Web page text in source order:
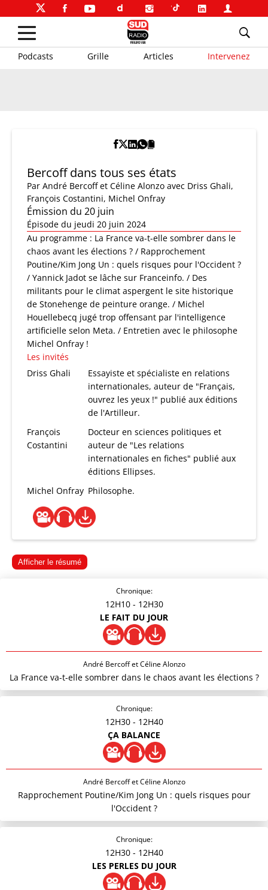
Podcasts Grille Articles Intervenez
Bercoff dans tous ses états
Par André Bercoff et Céline Alonzo avec Driss Ghali,
François Costantini, Michel Onfray
Émission du 20 juin
Épisode du jeudi 20 juin 2024
Au programme : La France va-t-elle sombrer dans le
chaos avant les élections ? / Rapprochement
Poutine/Kim Jong Un : quels risques pour l'Occident ?
/ Yannick Jadot se lâche sur Franceinfo. / Des
militants pour le climat aspergent le site historique
de Stonehenge de peinture orange. / Michel
Houellebecq jugé trop offensant par l'intelligence
artificielle selon Meta. / Entretien avec le philosophe
Michel Onfray !
Les invités
Driss Ghali
Essayiste et spécialiste en relations
internationales, auteur de "Français,
ouvrez les yeux !" publié aux éditions
de l'Artilleur.
François
Costantini
Docteur en sciences politiques et
auteur de "Les relations
internationales en fiches" publié aux
éditions Ellipses.
Michel Onfray Philosophe.
Afficher le résumé
Chronique:
12H10 - 12H30
LE FAIT DU JOUR
André Bercoff et Céline Alonzo
La France va-t-elle sombrer dans le chaos avant les élections ?
Chronique:
12H30 - 12H40
ÇA BALANCE
André Bercoff et Céline Alonzo
Rapprochement Poutine/Kim Jong Un : quels risques pour
l'Occident ?
Chronique:
12H30 - 12H40
LES PERLES DU JOUR